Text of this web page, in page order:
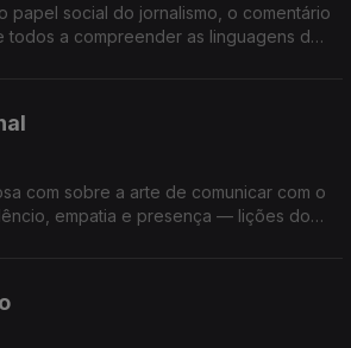
papel social do jornalismo, o comentário
a compreender as linguagens do
com sobre a arte de comunicar com o
empatia e presença — lições do